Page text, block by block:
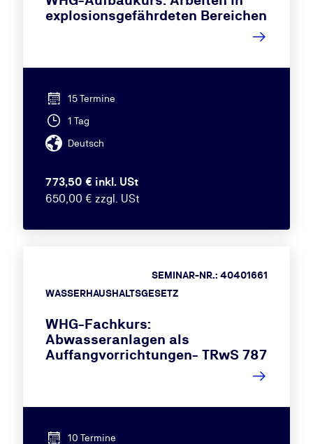
explosionsgefährdeten Bereichen
15 Termine
1 Tag
Deutsch
773,50 € inkl. USt
650,00 € zzgl. USt
WASSERHAUSHALTSGESETZ
SEMINAR-NR.: 40401661
WHG-Fachkurs:
Abwasseranlagen als
Auffangvorrichtungen- TRwS 787
10 Termine